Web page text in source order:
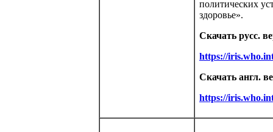
политических
здоровье».
Скачать русс.
https://
Скачать англ.
https://